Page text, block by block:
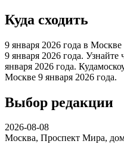
Куда сходить
9 января 2026 года в
9 января 2026 года.
января 2026 года.
Москве 9 января 2026 года.
Выбор редакции
2026-08-08
Москва, Проспект Мира,